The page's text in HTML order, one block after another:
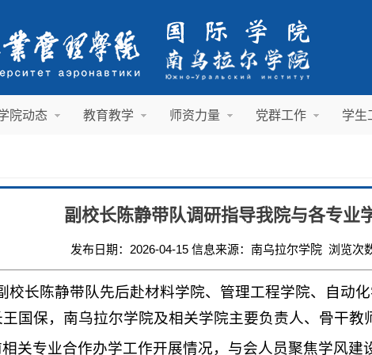
院动态 教育教学 师资力量 党群工作 学生
副校长陈静带队调研指导我院与各专业
发布日期：2026-04-15 信息来源：南乌拉尔学院 浏览次数
校长陈静带队先后赴材料学院、管理工程学院、自动
国保，南乌拉尔学院及相关学院主要负责人、骨干教
关专业合作办学工作开展情况，与会人员聚焦学风